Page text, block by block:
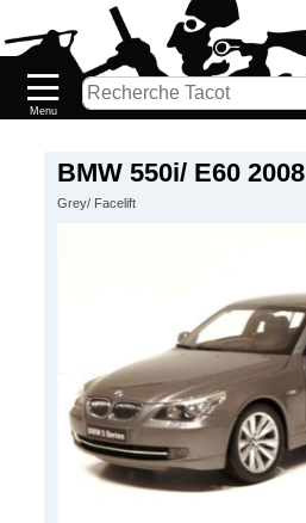
BMW 550i/ E60 2008
Grey/ Facelift
Nouveautés
Catalogue/Stock
Galerie